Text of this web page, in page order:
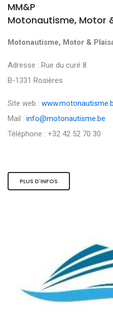
MM&P
Motonautisme, Motor
Motonautisme, Motor &
Adresse : Rue du curé 8
B-1331 Rosières
Site web :
Mail : info@motonautisme.be
Téléphone : +32 42 52 70 30
PLUS D'INFOS